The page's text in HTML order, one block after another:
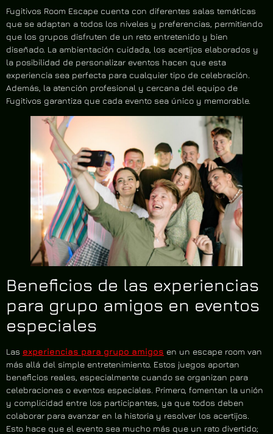
Fugitivos Room Escape cuenta con diferentes salas temáticas
que se adaptan a todos los niveles y preferencias, permitiendo
que los grupos disfruten de un reto entretenido y bien
diseñado. La ambientación cuidada, los acertijos elaborados y
la posibilidad de personalizar eventos hacen que esta
experiencia sea perfecta para cualquier tipo de celebración.
Además, la atención profesional y cercana del equipo de
Fugitivos garantiza que cada evento sea único y memorable.
Beneficios de las experiencias
para grupo amigos en eventos
especiales
Las experiencias para grupo amigos en un escape room van
más allá del simple entretenimiento. Estos juegos aportan
beneficios reales, especialmente cuando se organizan para
celebraciones o eventos especiales. Primero, fomentan la unión
y complicidad entre los participantes, ya que todos deben
colaborar para avanzar en la historia y resolver los acertijos.
Esto hace que el evento sea mucho más que un rato divertido;